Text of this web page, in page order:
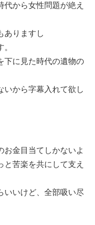
代から女性問題が絶え
ありますし
下に見た時代の遺物の
いから字幕入れて欲し
お金目当てしかないよ
苦楽を共にして支え
いいけど、全部吸い尽